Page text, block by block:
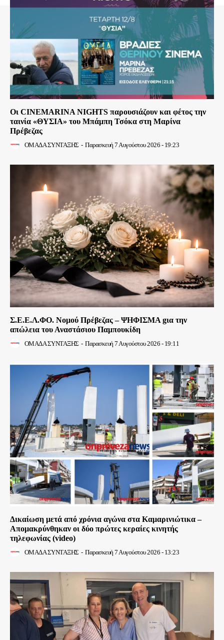
Οι CINEMARINA NIGHTS παρουσιάζουν και φέτος την
ταινία «ΘΥΣΙΑ» του Μπάμπη Τσόκα στη Μαρίνα
Πρέβεζας
ΟΜΑΔΑ ΣΥΝΤΑΞΗΣ - Παρασκευή 7 Αυγούστου 2026 - 19:23
Σ.Ε.Ε.Λ.ΦΟ. Νομού Πρέβεζας – ΨΗΦΙΣΜΑ gια την
απώλεια του Αναστάσιου Παμπουκίδη
ΟΜΑΔΑ ΣΥΝΤΑΞΗΣ - Παρασκευή 7 Αυγούστου 2026 - 19:11
Δικαίωση μετά από χρόνια αγώνα στα Καμαρινιώτικα –
Απομακρύνθηκαν οι δύο πρώτες κεραίες κινητής
τηλεφωνίας (video)
ΟΜΑΔΑ ΣΥΝΤΑΞΗΣ - Παρασκευή 7 Αυγούστου 2026 - 13:23